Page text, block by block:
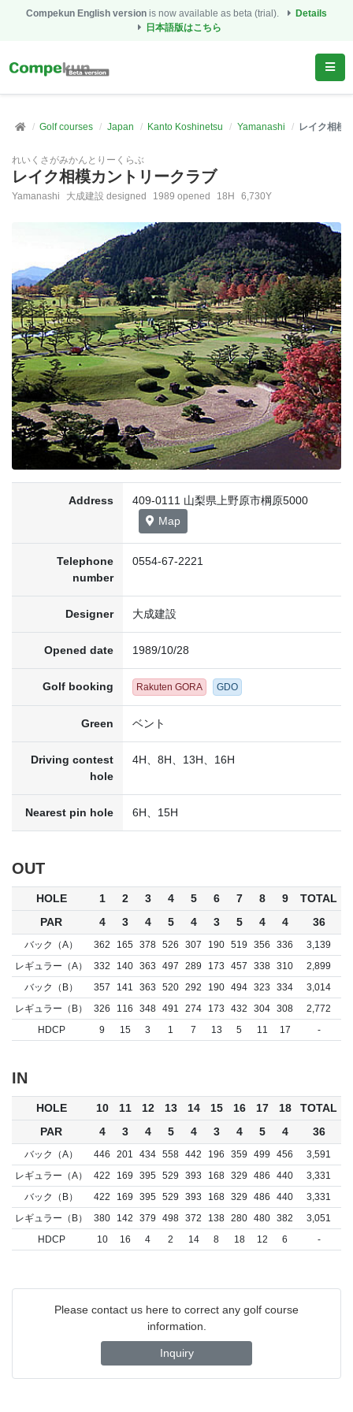
Compekun English version is now available as beta (trial).
Details
日本語版はこちら
Golf courses Japan Kanto Koshinetsu Yamanashi レイク相模
れいくさがみかんとりーくらぶ
レイク相模カントリークラブ
Yamanashi 大成建設 designed 1989 opened 18H 6,730Y
Address
409-0111 山梨県上野原市棡原5000
Map
Telephone
number
0554-67-2221
Designer 大成建設
Opened date 1989/10/28
Golf booking Rakuten GORA GDO
Green ベント
Driving contest
hole
4H、8H、13H、16H
Nearest pin hole 6H、15H
OUT
HOLE 1 2 3 4 5 6 7 8 9
TOTAL
PAR
4 3 4 5 4 3 5 4 4 36
バック（A） 362 165 378 526 307 190 519 356 336
3,139
レギュラー（A）
332 140 363 497 289 173 457 338 310
2,899
バック（B）
357 141 363 520 292 190 494 323 334
3,014
レギュラー（B）
326 116 348 491 274 173 432 304 308
2,772
HDCP
9 15 3 1 7 13 5 11 17 -
IN
HOLE 10 11 12 13 14 15 16 17 18
TOTAL
PAR
4 3 4 5 4 3 4 5 4 36
バック（A） 446 201 434 558 442 196 359 499 456
3,591
レギュラー（A）
422 169 395 529 393 168 329 486 440
3,331
バック（B）
422 169 395 529 393 168 329 486 440
3,331
レギュラー（B）
380 142 379 498 372 138 280 480 382
3,051
HDCP
10 16 4 2 14 8 18 12 6 -
Please contact us here to correct any golf course
information.
Inquiry